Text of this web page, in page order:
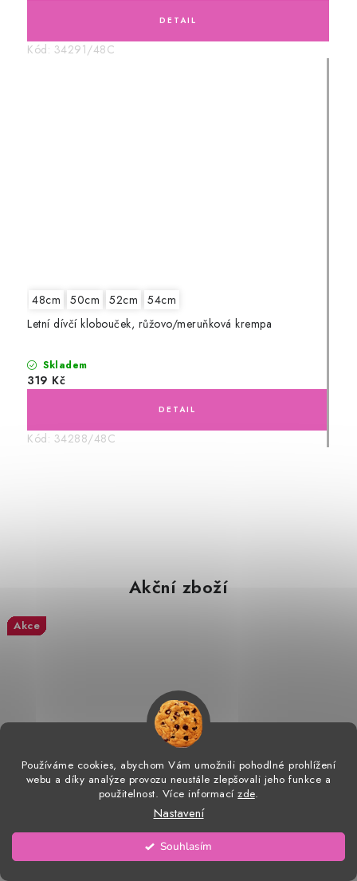
Používáme cookies, abychom Vám umožnili pohodlné prohlížení
webu a díky analýze provozu neustále zlepšovali jeho funkce a
použitelnost. Více informacízde.
Nastavení
Souhlasím
Kód: 34291/48C
48cm 50cm 52cm
54cm
Letní dívčí klobouček, růžovo/meruňková krempa
Skladem
319 Kč
Kód: 34288/48C
Akční zboží
Akce
56-68
Akce
Akce
Akce
Akce
Akce
Akce
Akce
Akce
Akce
Akce
Akce
Akce
Akce
Akce
Akce
Akce
Akce
Akce
Akce
Akce
Akce
Akce